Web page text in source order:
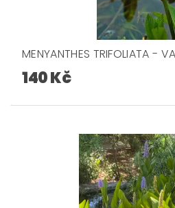
MENYANTHES TRIFOLIATA -
140 Kč